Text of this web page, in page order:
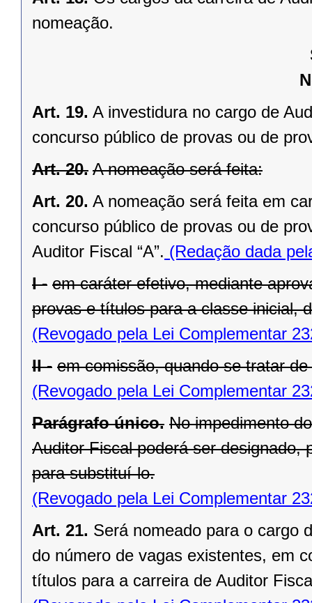
nomeação.
Art. 19. A investidura no cargo de
concurso público de provas ou de
Art. 20. A nomeação será feita:
Art. 20. A nomeação será feita em
concurso público de provas ou de
Auditor Fiscal “A”. (Redação dada
I - em caráter efetivo, mediante
provas e títulos para a classe inicial,
(Revogado pela Lei Complementar
II - em comissão, quando se tratar
(Revogado pela Lei Complementar
Parágrafo único. No impedimento
Auditor Fiscal poderá ser designado,
para substituí-lo.
(Revogado pela Lei Complementar
Art. 21. Será nomeado para o cargo
do número de vagas existentes, em
títulos para a carreira de Auditor